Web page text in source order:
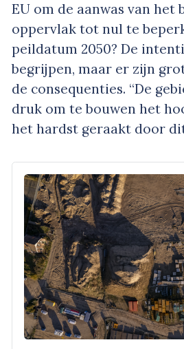
EU om de aanwas van het
oppervlak tot nul te
peildatum 2050? De
begrijpen, maar er zijn
de consequenties. “De
druk om te bouwen het
het hardst geraakt door